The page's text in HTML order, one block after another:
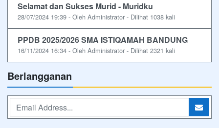
Selamat dan Sukses Murid - Muridku
28/07/2024 19:39 - Oleh Administrator - Dilihat 1038 kali
PPDB 2025/2026 SMA ISTIQAMAH BANDUNG
16/11/2024 16:34 - Oleh Administrator - Dilihat 2321 kali
Berlangganan